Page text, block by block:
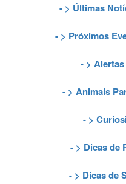
- > Últimas
- > Próximos
- >
- >Animais
- >
- > Dicas de
- > Dicas de